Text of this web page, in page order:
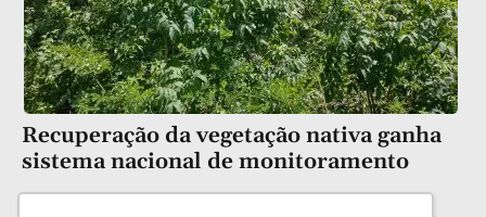
Recuperação da vegetação nativa ganha
sistema nacional de monitoramento